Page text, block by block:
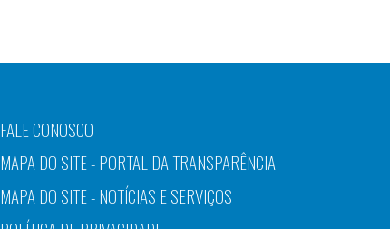
FALE CONOSCO
MAPA DO SITE - PORTAL DA TRANSPARÊNCIA
MAPA DO SITE - NOTÍCIAS E SERVIÇOS